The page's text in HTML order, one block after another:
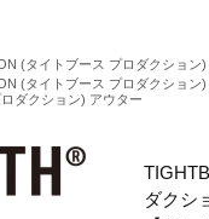
(タイトブース プロダクション)
(タイトブース プロダクション)
ダクション) アウター
ダクシ